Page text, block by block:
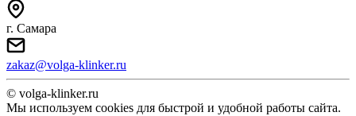
г. Самара
zakaz@volga-klinker.ru
© volga-klinker.ru
Мы используем cookies для быстрой и удобной работы сайта.